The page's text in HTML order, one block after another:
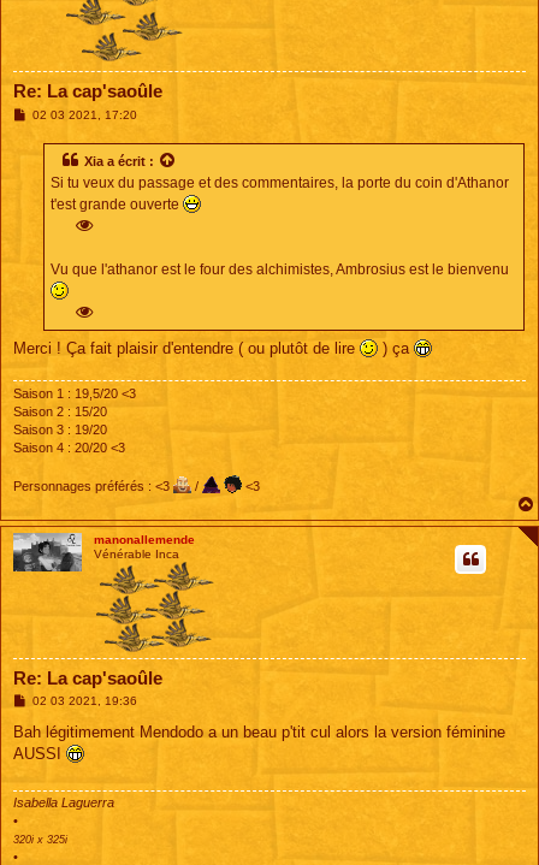
Re: La cap'saoûle
M02 03 2021, 17:20
Xia a écrit :
Si tu veux du passage et des commentaires, la porte du coin d'Athanor
t'est grande ouverte
Vu que l'athanor est le four des alchimistes, Ambrosius est le bienvenu
Merci ! Ça fait plaisir d'entendre ( ou plutôt de lire ) ça
Saison 1 : 19,5/20 <3
Saison 2 : 15/20
Saison 3 : 19/20
Saison 4 : 20/20 <3
Personnages préférés : <3 / <3
manonallemende
Vénérable Inca
Re: La cap'saoûle
M
s
a
02 03 2021, 19:36
Bah légitimement Mendodo a un beau p'tit cul alors la version féminine
AUSSI
Isabella Laguerra
•
320i x 325i
•